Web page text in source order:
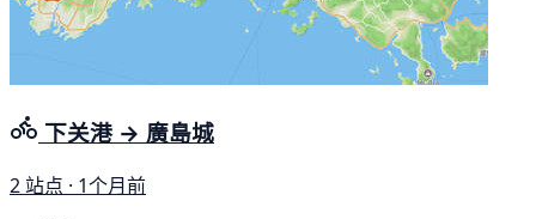
下关港 → 廣島城
2 站点 · 1个月前